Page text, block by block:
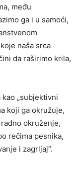
među
ga i u samoći,
naša srca
da raširimo krila,
„subjektivni
koji ga okružuje,
okruženje,
rečima pesnika,
i zagrljaj“.